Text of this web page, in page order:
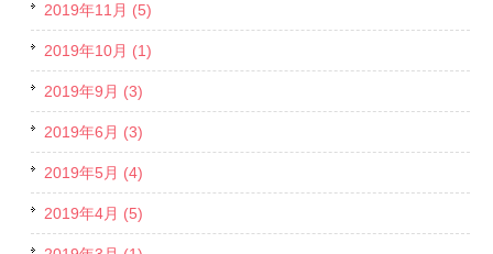
2019年11月 (5)
2019年10月 (1)
2019年9月 (3)
2019年6月 (3)
2019年5月 (4)
2019年4月 (5)